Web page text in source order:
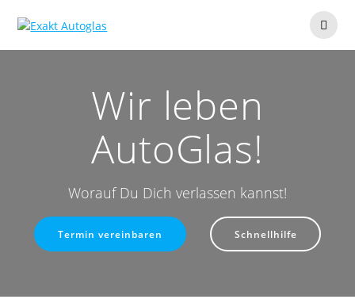
Wir leben
AutoGlas!
Worauf Du Dich verlassen kannst!
Termin vereinbaren Schnellhilfe